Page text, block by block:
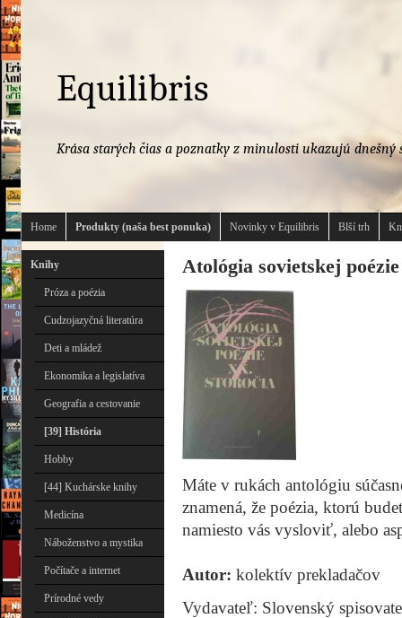
Equilibris
Krása starých čias a poznatky z minulosti ukazujú dnešný
Home Produkty (naša best ponuka) Novinky v Equilibris Blší trh
Knihy
Próza a poézia
Cudzojazyčná literatúra
Deti a mládež
Ekonomika a legislatíva
Geografia a cestovanie
[39] História
Hobby
[44] Kuchárske knihy
Medicína
Náboženstvo a mystika
Počítače a internet
Prírodné vedy
Atológia sovietskej
Máte v rukách antológiu
znamená, že poézia, ktorú
namiesto vás vysloviť, alebo
Autor: kolektív prekladačov
Vydavateľ: Slovenský